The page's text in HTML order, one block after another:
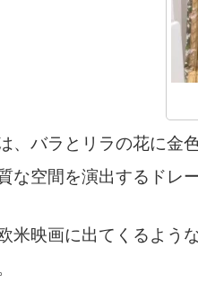
、バラとリラの花に金
な空間を演出するドレ
米映画に出てくるよう